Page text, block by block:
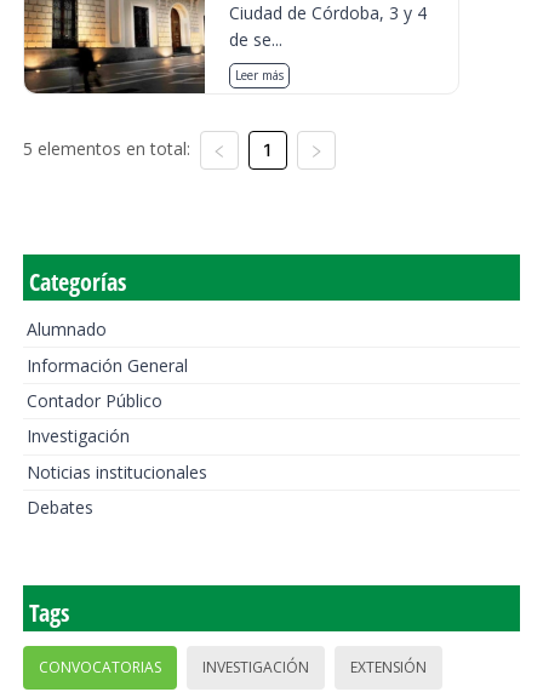
Ciudad de Córdoba, 3 y 4
de se...
Leer más
5 elementos en total: 1
Categorías
Alumnado
Información General
Contador Público
Investigación
Noticias institucionales
Debates
Tags
CONVOCATORIAS INVESTIGACIÓN EXTENSIÓN